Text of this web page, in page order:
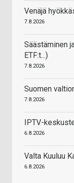
Venäjä
7.8.2026
Säästäminen
ETF:t...)
7.8.2026
Suomen
7.8.2026
IPTV-
6.8.2026
Valta Kuuluu
6.8.2026